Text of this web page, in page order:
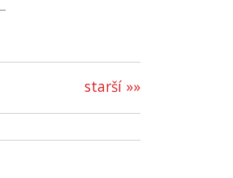
starší »»